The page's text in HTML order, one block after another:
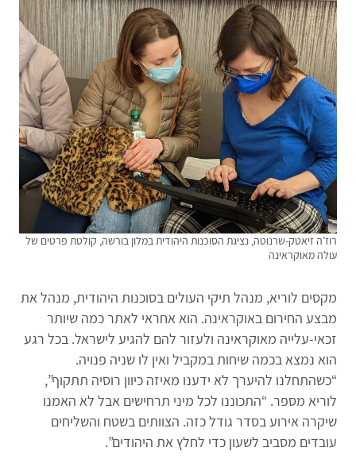
רוז’ה זיאטק-שרנוטה, נציגת הסוכנות היהודית במלון בורשה, קולטת פרטים של
עולה מאוקראינה
מקסים לוריא, מנהל תיקי העולים בסוכנות היהודית, מנהל את
מבצע החירום באוקראינה. הוא אחראי לאתר כמה שיותר
זכאי-עלייה מאוקראינה ולעזור להם להגיע לישראל. בכל רגע
הוא נמצא בכמה שיחות במקביל ואין לו שניה פנויה.
“כשהתחלנו להיערך לא ידענו מאיזה כיוון רוסיה תתקוף”,
לוריא מספר. “התכוננו לכל מיני תרחישים אבל לא האמנו
שיקרה אירוע בסדר גודל כזה. הצוותים בשטח והשליחים
עובדים מסביב לשעון כדי לחלץ את היהודים”.